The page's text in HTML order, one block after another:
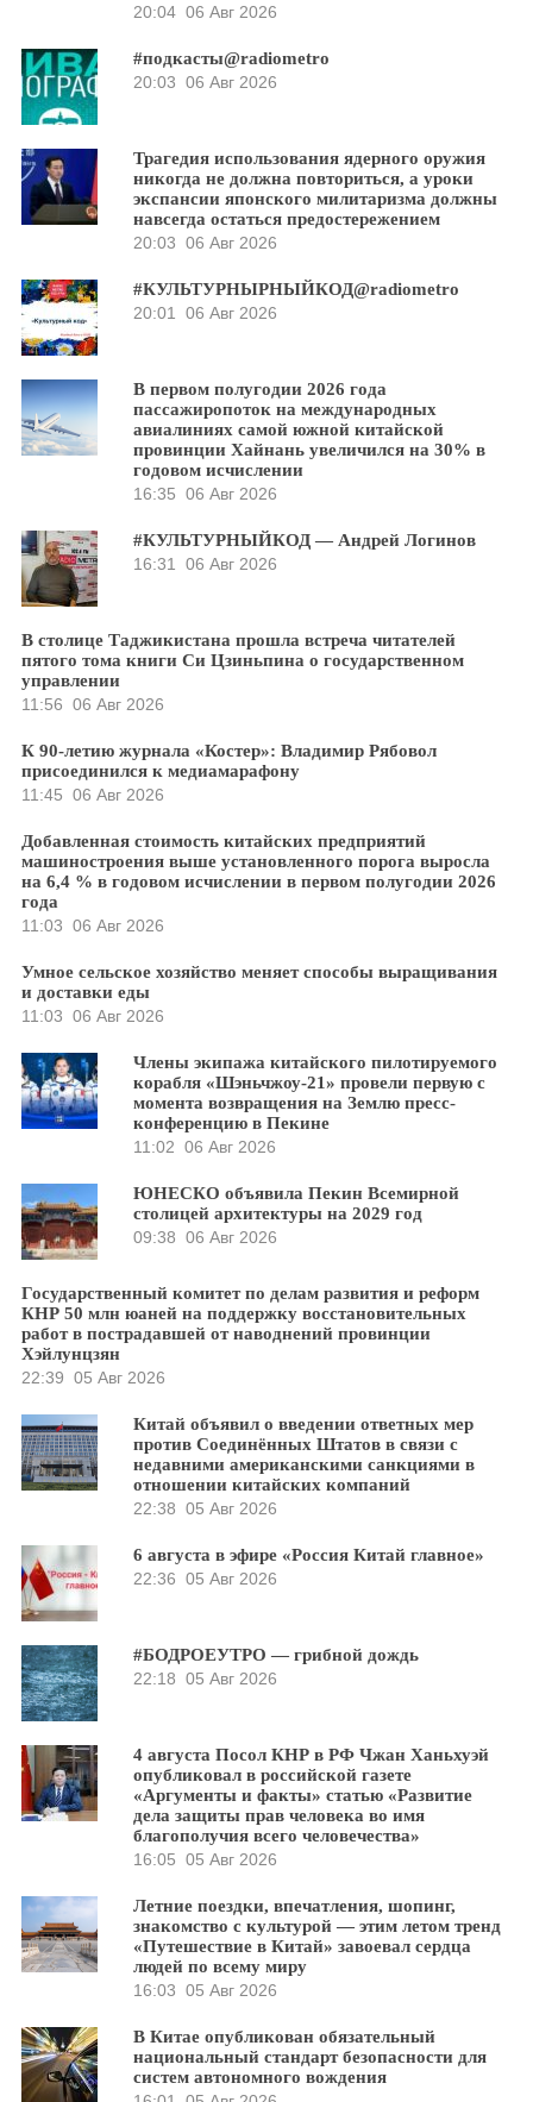
20:04 06 Авг 2026
#подкасты@radiometro
20:03 06 Авг 2026
Трагедия использования ядерного оружия
никогда не должна повториться, а уроки
экспансии японского милитаризма должны
навсегда остаться предостережением
20:03 06 Авг 2026
#КУЛЬТУРНЫРНЫЙКОД@radiometro
20:01 06 Авг 2026
В первом полугодии 2026 года
пассажиропоток на международных
авиалиниях самой южной китайской
провинции Хайнань увеличился на 30% в
годовом исчислении
16:35 06 Авг 2026
#КУЛЬТУРНЫЙКОД — Андрей Логинов
16:31 06 Авг 2026
В столице Таджикистана прошла встреча читателей
пятого тома книги Си Цзиньпина о государственном
управлении
11:56 06 Авг 2026
К 90-летию журнала «Костер»: Владимир Рябовол
присоединился к медиамарафону
11:45 06 Авг 2026
Добавленная стоимость китайских предприятий
машиностроения выше установленного порога выросла
на 6,4 % в годовом исчислении в первом полугодии 2026
года
11:03 06 Авг 2026
Умное сельское хозяйство меняет способы выращивания
и доставки еды
11:03 06 Авг 2026
Члены экипажа китайского пилотируемого
корабля «Шэньчжоу-21» провели первую с
момента возвращения на Землю пресс-
конференцию в Пекине
11:02 06 Авг 2026
ЮНЕСКО объявила Пекин Всемирной
столицей архитектуры на 2029 год
09:38 06 Авг 2026
Государственный комитет по делам развития и реформ
КНР 50 млн юаней на поддержку восстановительных
работ в пострадавшей от наводнений провинции
Хэйлунцзян
22:39 05 Авг 2026
Китай объявил о введении ответных мер
против Соединённых Штатов в связи с
недавними американскими санкциями в
отношении китайских компаний
22:38 05 Авг 2026
6 августа в эфире «Россия Китай главное»
22:36 05 Авг 2026
#БОДРОЕУТРО — грибной дождь
22:18 05 Авг 2026
4 августа Посол КНР в РФ Чжан Ханьхуэй
опубликовал в российской газете
«Аргументы и факты» статью «Развитие
дела защиты прав человека во имя
благополучия всего человечества»
16:05 05 Авг 2026
Летние поездки, впечатления, шопинг,
знакомство с культурой — этим летом тренд
«Путешествие в Китай» завоевал сердца
людей по всему миру
16:03 05 Авг 2026
В Китае опубликован обязательный
национальный стандарт безопасности для
систем автономного вождения